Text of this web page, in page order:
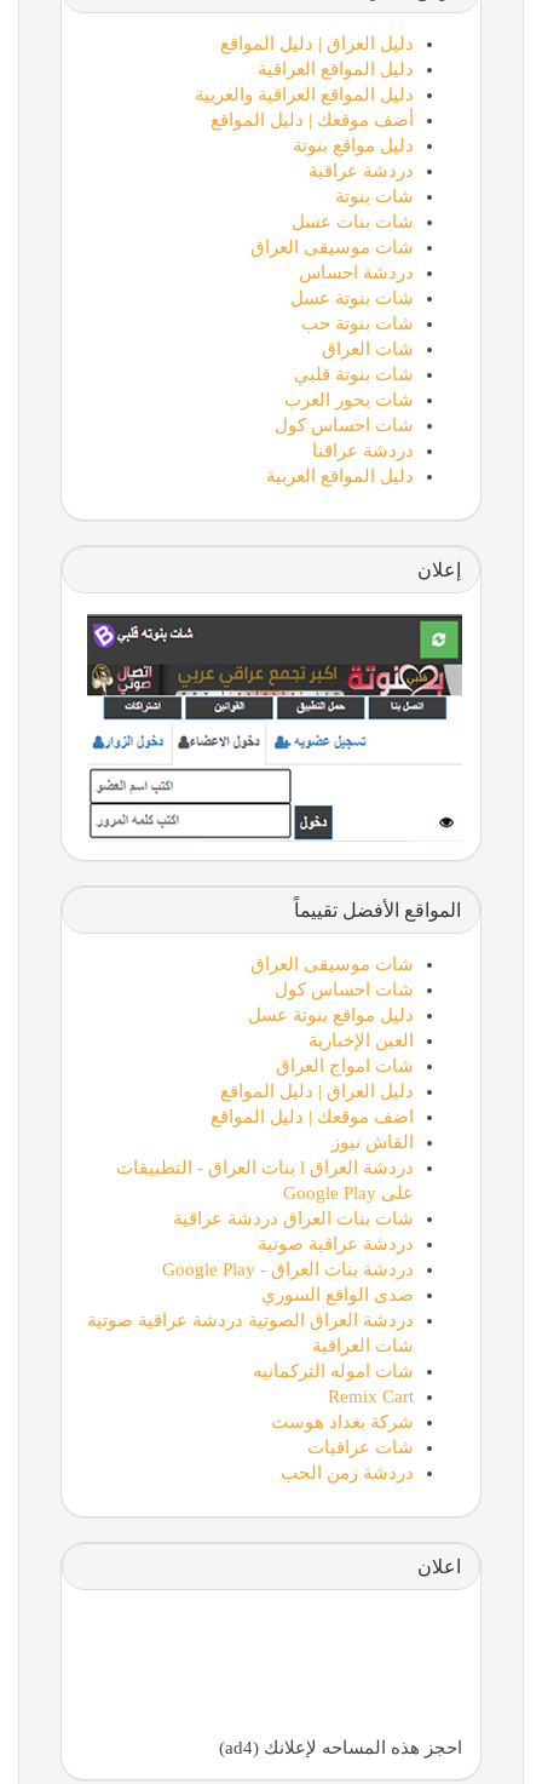
دليل العراق | دليل المواقع
دليل المواقع العراقية
دليل المواقع العراقية والعربية
أضف موقعك | دليل المواقع
دليل مواقع بنوتة
دردشة عراقية
شات بنوتة
شات بنات عسل
شات موسيقى العراق
دردشة احساس
شات بنوتة عسل
شات بنوتة حب
شات العراق
شات بنوتة قلبي
شات بحور العرب
شات احساس كول
دردشة عراقنا
دليل المواقع العربية
إعلان
المواقع الأفضل تقييماً
شات موسيقى العراق
شات احساس كول
دليل مواقع بنوتة عسل
العين الإخبارية
شات امواج العراق
دليل العراق | دليل المواقع
اضف موقعك | دليل المواقع
القاش نيوز
دردشة العراق l بنات العراق - التطبيقات
على Google Play
شات بنات العراق دردشة عراقية
دردشة عراقية صوتية
دردشة بنات العراق - Google Play
صدى الواقع السوري
دردشة العراق الصوتية دردشة عراقية صوتية
شات العراقية
شات اموله التركمانيه
Remix Cart
شركة بغداد هوست
شات عراقيات
دردشة زمن الحب
اعلان
احجز هذه المساحه لإعلانك (ad4)